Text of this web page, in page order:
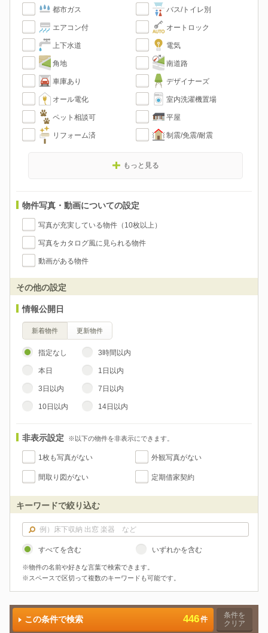
都市ガス バス/トイレ別
エアコン付 オートロック
上下水道 電気
角地 南道路
車庫あり デザイナーズ
オール電化 室内洗濯機置場
ペット相談可 平屋
リフォーム済 制震/免震/耐震
もっと見る
物件写真・動画についての設定
写真が充実している物件（10枚以上）
写真をカタログ風に見られる物件
動画がある物件
その他の設定
情報公開日
新着物件 更新物件
指定なし 3時間以内
本日 1日以内
3日以内 7日以内
10日以内 14日以内
非表示設定 ※以下の物件を非表示にできます。
1枚も写真がない 外観写真がない
間取り図がない 定期借家契約
キーワードで絞り込む
すべてを含む いずれかを含む
※物件の名前や好きな言葉で検索できます。
※スペースで区切って複数のキーワードも可能です。
この条件で検索 件
446
条件を
クリア